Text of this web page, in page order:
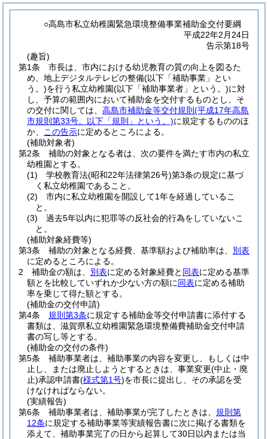
○高島市私立幼稚園緊急環境整備事業補助金交付要綱
平成22年2月24日
告示第18号
(趣旨)
第1条
市長は、市内における幼児教育の質の向上を図るた
め、地上デジタルテレビの整備(以下「補助事業」とい
う。)を行う私立幼稚園(以下「補助事業者」という。)に対
し、予算の範囲内において補助金を交付するものとし、そ
の交付に関しては、 高島市補助金等交付規則 (平成17年高島
市規則第33号。以下「規則」という。)に規定するもののほ
か、
この告示に定めるところによる。
(補助対象者)
第2条
補助の対象となる者は、次の要件を満たす市内の私立
幼稚園とする。
(1)
学校教育法(昭和22年法律第26号)第3条の規定に基づ
く私立幼稚園であること。
(2)
市内に私立幼稚園を開設して1年を経過しているこ
と。
(3)
過去5年以内に犯罪等の反社会的行為をしていないこ
と。
(補助対象経費等)
第3条
補助の対象となる経費、基準額および補助率は、 別表
に定めるところによる。
2
補助金の額は、 別表に定める対象経費と 同表に定める基準
額とを比較していずれか少ない方の額に同表に定める補助
率を乗じて得た額とする。
(補助金の交付申請)
第4条
規則第3条に規定する補助金等交付申請書に添付する
書類は、滋賀県私立幼稚園緊急環境整備費補助金交付申請
書の写し等とする。
(補助金の交付の条件)
第5条
補助事業者は、補助事業の内容を変更し、もしくは中
止し、または廃止しようとするときは、事業変更(中止・廃
止)承認申請書(様式第1号)を市長に提出し、その承認を受
けなければならない。
(実績報告)
第6条
補助事業者は、補助事業が完了したときは、 規則第
12条に規定する補助事業等実績報告書に次に掲げる書類を
添えて、補助事業完了の日から起算して30日以内または当